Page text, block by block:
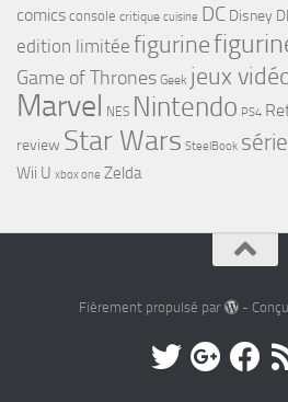
comics console critique cuisine DC Disney
edition limitée figurine
Game of Thrones Geek jeux
Marvel NES Nintendo PS4
review Star Wars SteelBook série
Wii U xbox one Zelda
Fièrement propulsé par -